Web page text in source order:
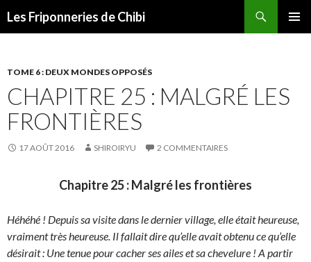
Les Friponneries de Chibi
TOME 6 : DEUX MONDES OPPOSÉS
CHAPITRE 25 : MALGRÉ LES
FRONTIÈRES
17 AOÛT 2016 SHIROIRYU 2 COMMENTAIRES
Chapitre 25 : Malgré les frontières
Héhéhé ! Depuis sa visite dans le dernier village, elle était heureuse,
vraiment très heureuse. Il fallait dire qu’elle avait obtenu ce qu’elle
désirait : Une tenue pour cacher ses ailes et sa chevelure ! A partir